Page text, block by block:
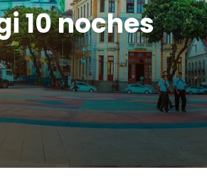
10 noches